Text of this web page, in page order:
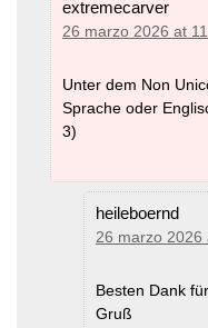
Mentre è possibile
l'autorouting oltre i
mappa soprapposta
quando mkgmap non
con forme variabili
problema non sarà
scaricare la mappa
4-6 settimane. Potete
necessario fare una
https://
Compatibilità
extremecarver
26 marzo 2026 at
Unter dem Non
Sprache oder
3)
heileboernd
26 marzo 2026
Besten Dank
Gruß